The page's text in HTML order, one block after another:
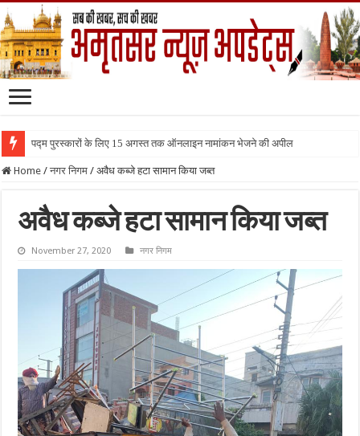
पद्म पुरस्कारों के लिए 15 अगस्त तक ऑनलाइन नामांकन भेजने की अपील
Home / नगर निगम / अवैध कब्जे हटा सामान किया जब्त
अवैध कब्जे हटा सामान किया जब्त
November 27, 2020 नगर निगम